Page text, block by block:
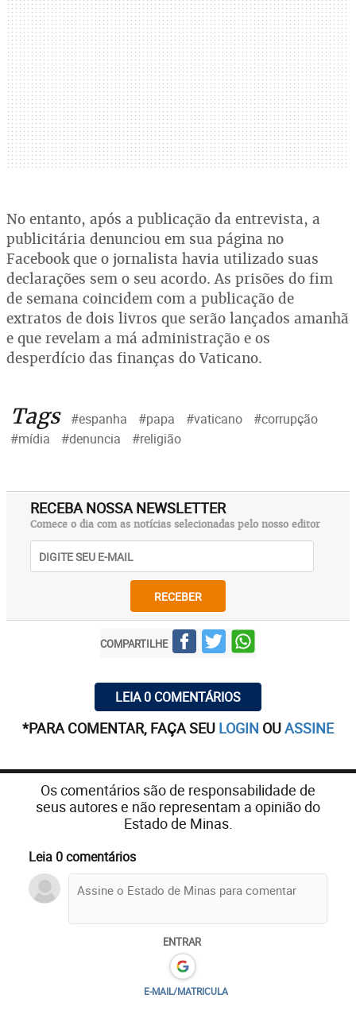
No entanto, após a publicação da entrevista, a
publicitária denunciou em sua página no
Facebook que o jornalista havia utilizado suas
declarações sem o seu acordo. As prisões do fim
de semana coincidem com a publicação de
extratos de dois livros que serão lançados amanhã
e que revelam a má administração e os
desperdício das finanças do Vaticano.
Tags #espanha #papa #vaticano
#corrupção
#mídia
#denuncia #religião
RECEBA NOSSA NEWSLETTER
Comece o dia com as notícias selecionadas pelo nosso editor
RECEBER
COMPARTILHE
LEIA 0 COMENTÁRIOS
*PARA COMENTAR, FAÇA SEU LOGIN OUASSINE
Os comentários são de responsabilidade de
seus autores e não representam a opinião do
Estado de Minas.
Leia 0 comentários
ENTRAR
E-MAIL/MATRICULA